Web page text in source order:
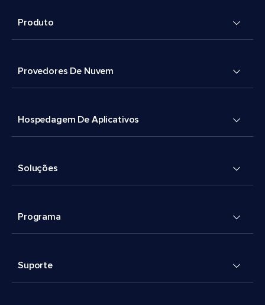
Produto
Provedores De Nuvem
Hospedagem De Aplicativos
Soluções
Programa
Suporte